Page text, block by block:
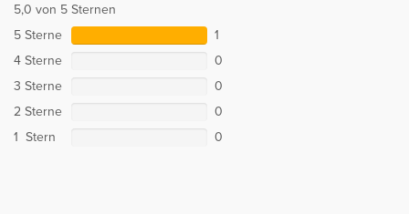
5,0 von 5 Sternen
5 Sterne
1
4 Sterne
0
3 Sterne
0
2 Sterne
0
1 Stern
0